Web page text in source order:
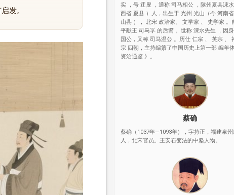
发。
实 ，号 迂叟 ，通称 司马相公 ，陕州夏县涑
西省 夏县 ）人，出生于 光州 光山（今 河南
山县 ）， 北宋 政治家、 文学家 、 史学家 。
平献王 司马孚 的后裔 。世称 涑水先生 ，因
国公，又称 司马温公 。历仕 仁宗 、 英宗 、
宗 四朝，主持编纂了中国历史上第一部 编年
资治通鉴 》。
蔡确
蔡确（1037年—1093年），字持正，福建泉
人，北宋官员。王安石变法的中坚人物。